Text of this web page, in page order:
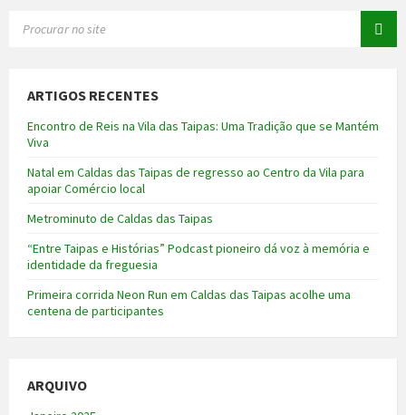
ARTIGOS RECENTES
Encontro de Reis na Vila das Taipas: Uma Tradição que se Mantém
Viva
Natal em Caldas das Taipas de regresso ao Centro da Vila para
apoiar Comércio local
Metrominuto de Caldas das Taipas
“Entre Taipas e Histórias” Podcast pioneiro dá voz à memória e
identidade da freguesia
Primeira corrida Neon Run em Caldas das Taipas acolhe uma
centena de participantes
ARQUIVO